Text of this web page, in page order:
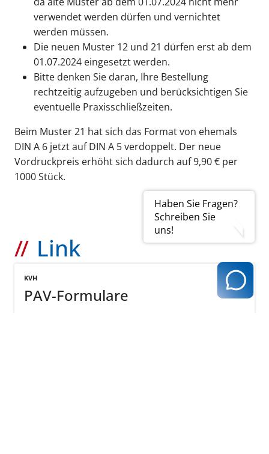
Haben Sie Fragen?
Schreiben Sie
uns!
verwendet werden dürfen und vernichtet
werden müssen.
Die neuen Muster 12 und 21 dürfen erst ab dem
01.07.2024 eingesetzt werden.
Bitte denken Sie daran, Ihre Bestellung
rechtzeitig aufzugeben und berücksichtigen Sie
eventuelle Praxisschließzeiten.
Beim Muster 21 hat sich das Format von ehemals
DIN A 6 jetzt auf DIN A 5 verdoppelt. Der neue
Vordruckpreis erhöht sich dadurch auf 9,90 € per
1000 Stück.
Link
KVH
PAV-Formulare